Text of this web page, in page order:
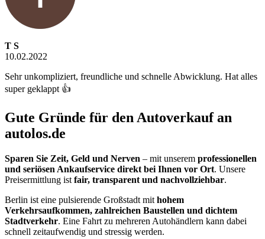
T S
10.02.2022
Sehr unkompliziert, freundliche und schnelle Abwicklung. Hat alles
super geklappt 👍
Gute Gründe für den Autoverkauf an
autolos.de
Sparen Sie Zeit, Geld und Nerven – mit unserem professionellen
und seriösen Ankaufservice direkt bei Ihnen vor Ort. Unsere
Preisermittlung ist fair, transparent und nachvollziehbar.
Berlin ist eine pulsierende Großstadt mit hohem
Verkehrsaufkommen, zahlreichen Baustellen und dichtem
Stadtverkehr. Eine Fahrt zu mehreren Autohändlern kann dabei
schnell zeitaufwendig und stressig werden.